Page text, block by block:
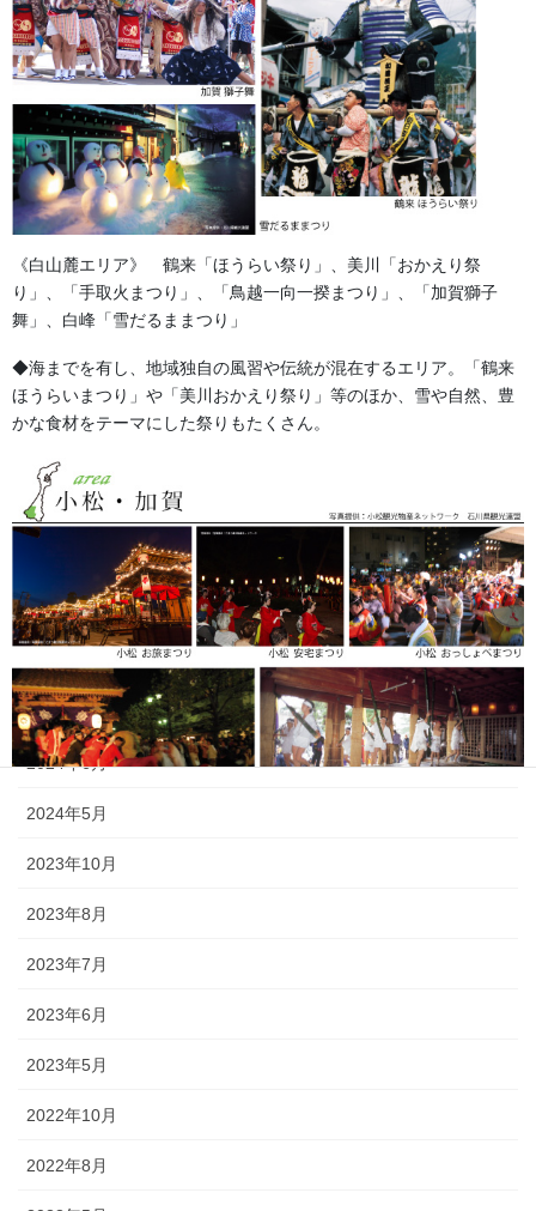
幕・のぼり
生地
足袋,腹掛・股引、手拭
お知らせ
2026年8月
2026年7月
2026年6月
2026年5月
2026年2月
2025年7月
2025年5月
2024年11月
2024年9月
2024年6月
2024年5月
2023年10月
2023年8月
2023年7月
2023年6月
2023年5月
2022年10月
2022年8月
《白山麓エリア》 鶴来「ほうらい祭り」、美川「おかえり祭
り」、「手取火まつり」、「鳥越一向一揆まつり」、「加賀獅子
舞」、白峰「雪だるままつり」
◆海までを有し、地域独自の風習や伝統が混在するエリア。「鶴来
ほうらいまつり」や「美川おかえり祭り」等のほか、雪や自然、豊
かな食材をテーマにした祭りもたくさん。
つり」、山代「菖蒲まつり」、「八朔まつり」、「御願神事竹割り
まつり」、「山代大田楽」
わっています。小松の「お旅まつり」のほか、加賀温泉卿ならでは
の威勢のいい温泉地での伝統ある祭事が多く行われます。